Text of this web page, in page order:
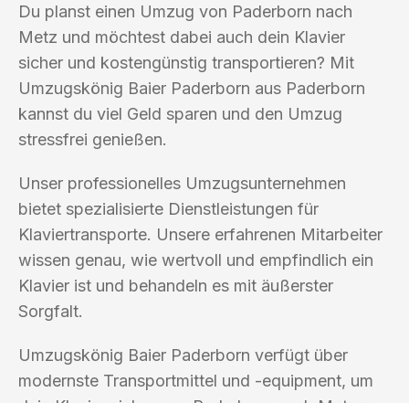
Du planst einen Umzug von Paderborn nach
Metz und möchtest dabei auch dein Klavier
sicher und kostengünstig transportieren? Mit
Umzugskönig Baier Paderborn aus Paderborn
kannst du viel Geld sparen und den Umzug
stressfrei genießen.
Unser professionelles Umzugsunternehmen
bietet spezialisierte Dienstleistungen für
Klaviertransporte. Unsere erfahrenen Mitarbeiter
wissen genau, wie wertvoll und empfindlich ein
Klavier ist und behandeln es mit äußerster
Sorgfalt.
Umzugskönig Baier Paderborn verfügt über
modernste Transportmittel und -equipment, um